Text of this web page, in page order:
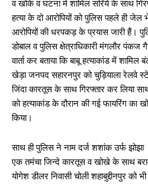
व खोके व घटना में शामिल सरिये के साथ
हत्या के दो आरोपियों को पुलिस पहले ही
आरोपियों की धरपकड़ के प्रयास जारी हैं।
डोबाल व पुलिस क्षेत्राधिकारी मंगलौर पंकज
वार्ता कर बताया कि बाबू हत्याकांड में शामिल
खेड़ा जनपद सहारनपुर को चुड़ियाला रेलवे
जिंदा कारतूस के साथ गिरफ्तार कर लिया
को हत्याकांड के दौरान की गई फायरिंग का
किया।
साथ ही पुलिस ने नाम दर्ज शशांक उर्फ झोझा
एक तमंचा जिन्दे कारतूस व खोखे के साथ
योगेश डीलर निवासी चोली शहाबुद्दीनपुर